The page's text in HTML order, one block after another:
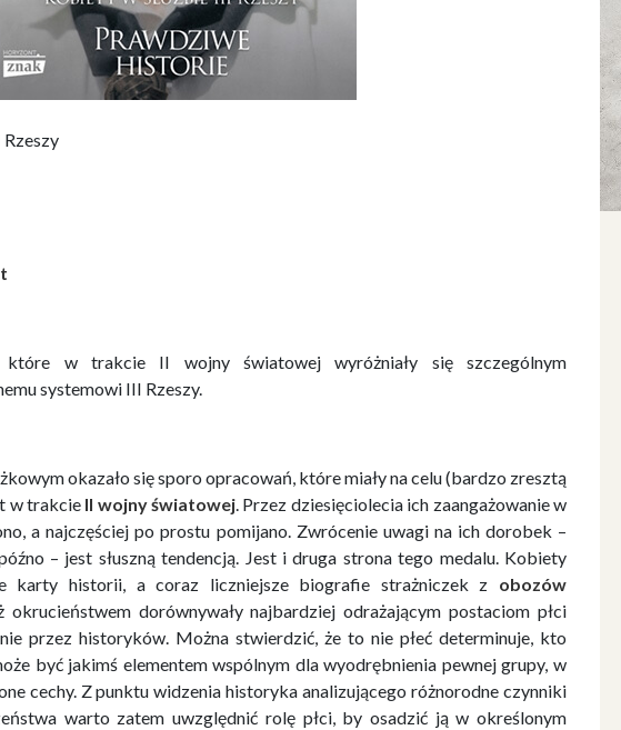
Rzeszy
w trakcie II wojny światowej wyróżniały się szczególnym
systemowi III Rzeszy.
okazało się sporo opracowań, które miały na celu (bardzo zresztą
w trakcie II wojny światowej. Przez dziesięciolecia ich zaangażowanie w
a najczęściej po prostu pomijano. Zwrócenie uwagi na ich dorobek –
– jest słuszną tendencją. Jest i druga strona tego medalu. Kobiety
karty historii, a coraz liczniejsze biografie strażniczek z obozów
okrucieństwem dorównywały najbardziej odrażającym postaciom płci
przez historyków. Można stwierdzić, że to nie płeć determinuje, kto
być jakimś elementem wspólnym dla wyodrębnienia pewnej grupy, w
cechy. Z punktu widzenia historyka analizującego różnorodne czynniki
warto zatem uwzględnić rolę płci, by osadzić ją w określonym